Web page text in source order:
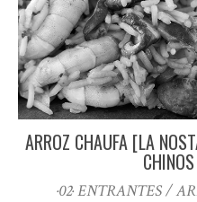
ARROZ CHAUFA [LA
·02· ENTRANTES /